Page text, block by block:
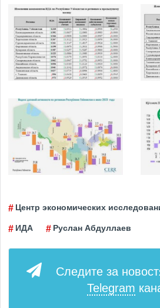
Центр экономических
ИДА Руслан Абдуллаев
Следите за
Telegram